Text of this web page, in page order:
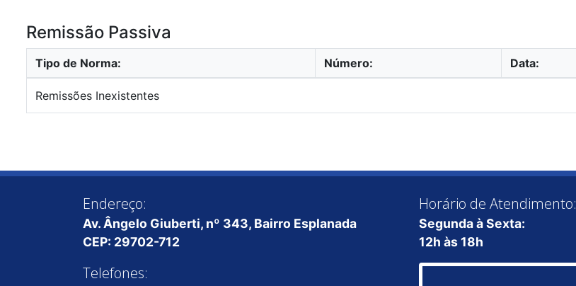
Remissão Passiva
Tipo de Norma: Número: Data:
Remissões Inexistentes
Endereço:
Av. Ângelo Giuberti, nº 343, Bairro Esplanada
CEP: 29702-712
Telefones:
Horário de Atendimento:
Segunda à Sexta:
12h às 18h